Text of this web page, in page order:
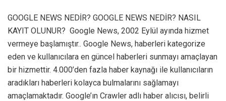
GOOGLE NEWS NEDİR? GOOGLE NEWS NEDİR? NASIL
KAYIT OLUNUR? Google News, 2002 Eylül ayında hizmet
vermeye başlamıştır.. Google News, haberleri kategorize
eden ve kullanıcılara en güncel haberleri sunmayı amaçlayan
bir hizmettir. 4.000’den fazla haber kaynağı ile kullanıcıların
aradıkları haberleri kolayca bulmalarını sağlamayı
amaçlamaktadır. Google’ın Crawler adlı haber alıcısı, belirli